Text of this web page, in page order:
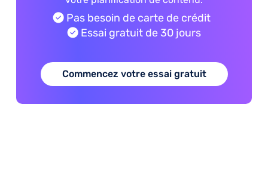
Pas besoin de carte de crédit
Essai gratuit de 30 jours
Commencez votre essai gratuit